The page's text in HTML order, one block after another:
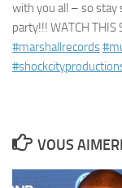
with you all – so stay
party!!! WATCH THIS
#marshallrecords
VOUS